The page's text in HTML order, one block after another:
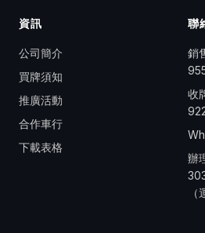
資訊
公司簡介
買牌須知
推廣活動
合作車行
下載表格
聯
銷
收
辦
（